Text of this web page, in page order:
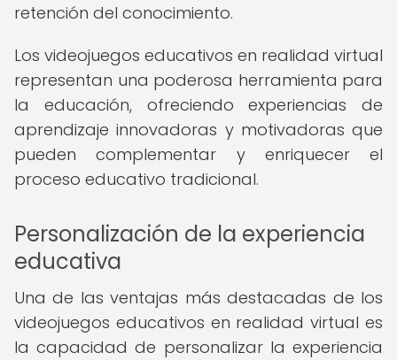
retención del conocimiento.
Los videojuegos educativos en realidad virtual
representan una poderosa herramienta para
la educación, ofreciendo experiencias de
aprendizaje innovadoras y motivadoras que
pueden complementar y enriquecer el
proceso educativo tradicional.
Personalización de la experiencia
educativa
Una de las ventajas más destacadas de los
videojuegos educativos en realidad virtual es
la capacidad de personalizar la experiencia